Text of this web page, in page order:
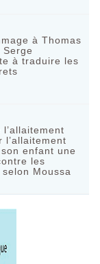
à Thomas
à traduire les
l’allaitement
enfant une
les
Moussa